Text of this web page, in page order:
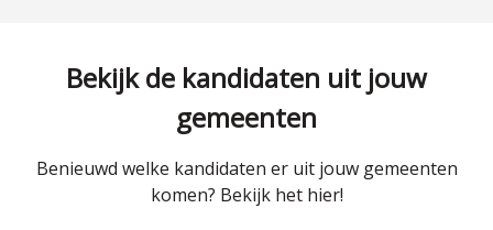
Bekijk de kandidaten uit jouw
gemeenten
Benieuwd welke kandidaten er uit jouw gemeenten
komen? Bekijk het hier!